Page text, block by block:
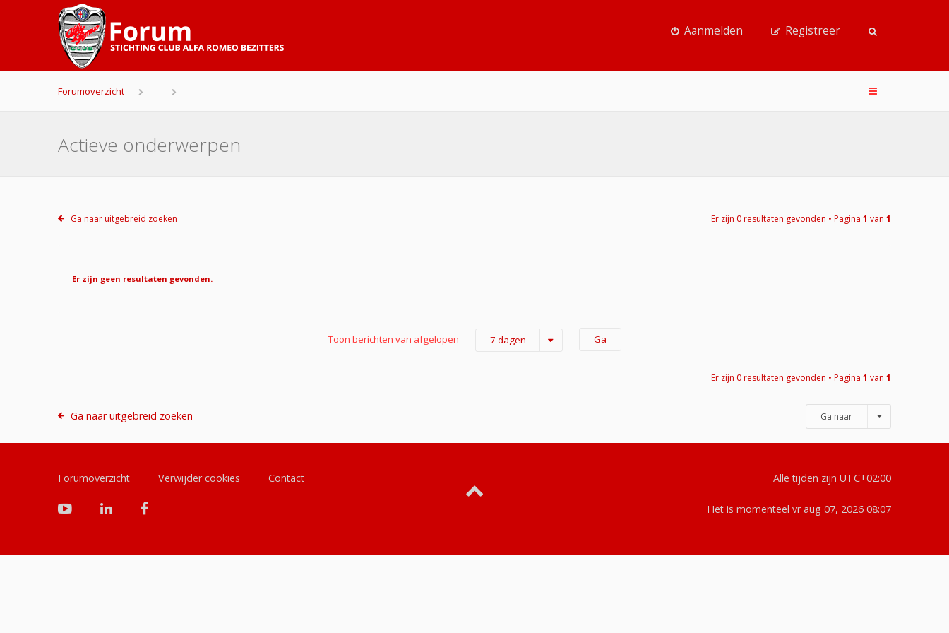
Aanmelden Registreer
Forumoverzicht
Actieve onderwerpen
Ga naar uitgebreid zoeken Er zijn 0 resultaten gevonden • Pagina 1 van 1
Er zijn geen resultaten gevonden.
Toon berichten van afgelopen 7 dagen
Er zijn 0 resultaten gevonden • Pagina 1 van 1
Ga naar uitgebreid zoeken Ga naar
Forumoverzicht Verwijder cookies Contact Alle tijden zijn UTC+02:00
Het is momenteel vr aug 07, 2026 08:07